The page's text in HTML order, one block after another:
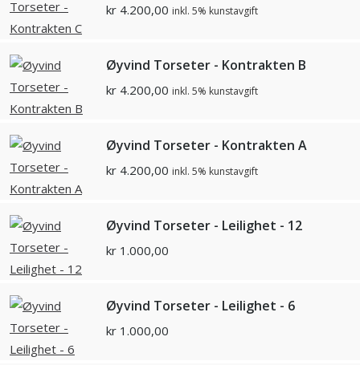
kr 4.200,00 inkl. 5% kunstavgift
Øyvind Torseter - Kontrakten B
kr 4.200,00 inkl. 5% kunstavgift
Øyvind Torseter - Kontrakten A
kr 4.200,00 inkl. 5% kunstavgift
Øyvind Torseter - Leilighet - 12
kr 1.000,00
Øyvind Torseter - Leilighet - 6
kr 1.000,00